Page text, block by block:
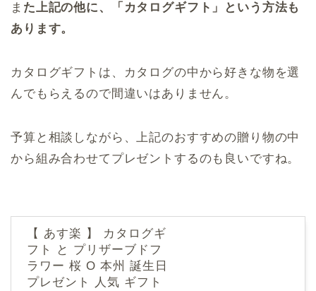
ま た上記の他に、「カタログギフト」という方法も
あります。
カタログギフトは、カタログの中から好きな物を選
んでもらえるので間違いはありません。
予算と相談しながら、上記のおすすめの贈り物の中
から組み合わせてプレゼントするのも良いですね。
【 あす楽 】 カタログギ
フト と プリザーブドフ
ラワー 桜 O 本州 誕生日
プレゼント 人気 ギフト